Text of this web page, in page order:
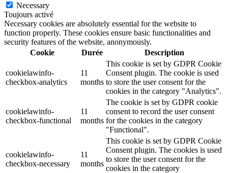
Necessary
Toujours activé
Necessary cookies are absolutely essential for the website to
function properly. These cookies ensure basic functionalities and
security features of the website, anonymously.
Cookie
Durée Description
cookielawinfo-
checkbox-analytics
11
months
This cookie is set by GDPR Cookie
Consent plugin. The cookie is used
to store the user consent for the
cookies in the category "Analytics".
cookielawinfo-
checkbox-functional
11
months
The cookie is set by GDPR cookie
consent to record the user consent
for the cookies in the category
"Functional".
cookielawinfo-
checkbox-necessary
11
months
This cookie is set by GDPR Cookie
Consent plugin. The cookies is used
to store the user consent for the
cookies in the category